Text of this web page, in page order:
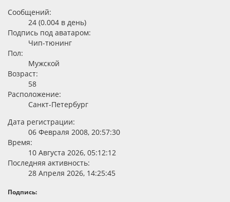
Сообщений:
24 (0.004 в день)
Подпись под аватаром:
Чип-тюнинг
Пол:
Мужской
Возраст:
58
Расположение:
Санкт-Петербург
Дата регистрации:
06 Февраля 2008, 20:57:30
Время:
10 Августа 2026, 05:12:12
Последняя активность:
28 Апреля 2026, 14:25:45
Подпись: